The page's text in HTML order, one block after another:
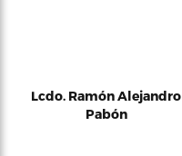
Lcdo. Ramón Alejandro
Pabón